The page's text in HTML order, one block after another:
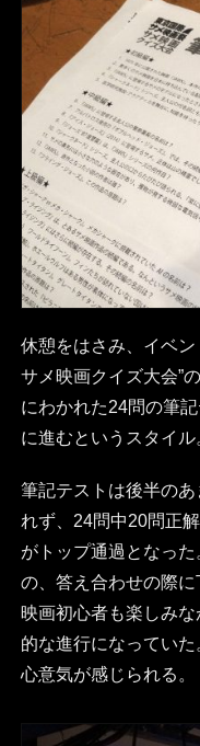
休憩をはさみ、イベン
サメ映画クイズ大会”
にわかれた24問の筆
に進むというスタイル
筆記テストは後半の
れず、24問中20問正
がトップ通過となっ
の、答え合わせの際
映画初心者も楽しみ
的な進行になってい
心意気が感じられる。